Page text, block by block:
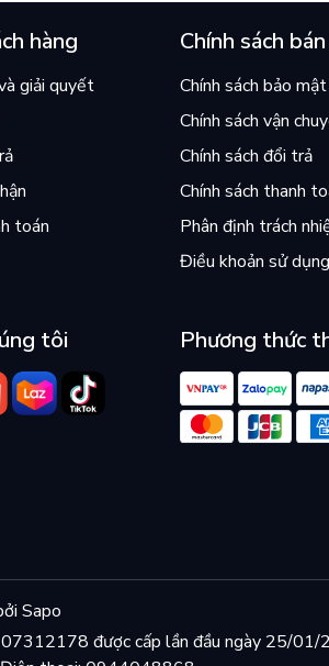
hàng
giải quyết
toán
Chính sách
Chính sách bảo mật
Chính sách vận
Chính sách đổi trả
Chính sách thanh
Phân định trách
Điều khoản sử dụng
tôi Phương thức
Sapo
được cấp lần đầu ngày 25/01/